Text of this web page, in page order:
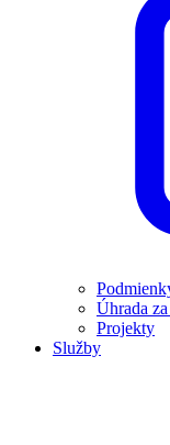
Úhrada
Projekty
Služby